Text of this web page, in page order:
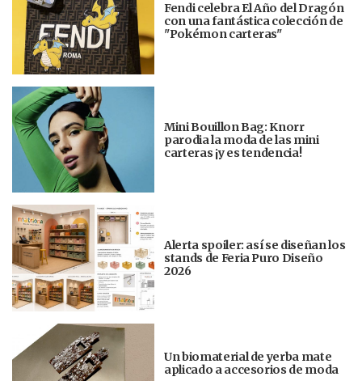
Fendi celebra El Año del Dragón
con una fantástica colección de
"Pokémon carteras"
Mini Bouillon Bag: Knorr
parodia la moda de las mini
carteras ¡y es tendencia!
Alerta spoiler: así se diseñan los
stands de Feria Puro Diseño
2026
Un biomaterial de yerba mate
aplicado a accesorios de moda